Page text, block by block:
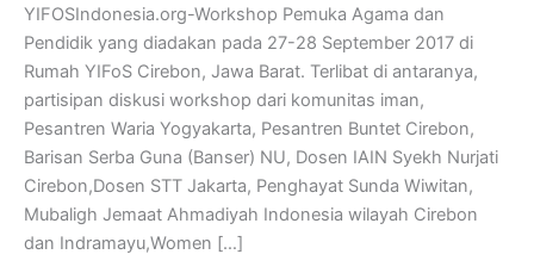
YIFOSIndonesia.org-Workshop Pemuka Agama dan
Pendidik yang diadakan pada 27-28 September 2017 di
Rumah YIFoS Cirebon, Jawa Barat. Terlibat di antaranya,
partisipan diskusi workshop dari komunitas iman,
Pesantren Waria Yogyakarta, Pesantren Buntet Cirebon,
Barisan Serba Guna (Banser) NU, Dosen IAIN Syekh Nurjati
Cirebon,Dosen STT Jakarta, Penghayat Sunda Wiwitan,
Mubaligh Jemaat Ahmadiyah Indonesia wilayah Cirebon
dan Indramayu,Women […]